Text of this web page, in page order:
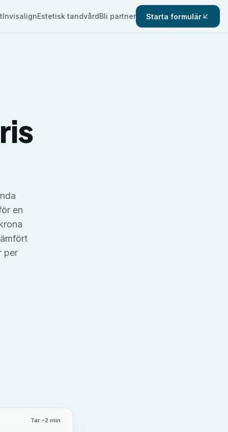
InvisalignEstetisk tandvårdBli partner Starta formulär
en
per
Tar ~2 min